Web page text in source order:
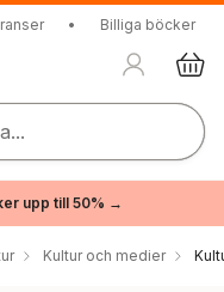
• Billiga böcker
upp till 50% →
Kultur och medier